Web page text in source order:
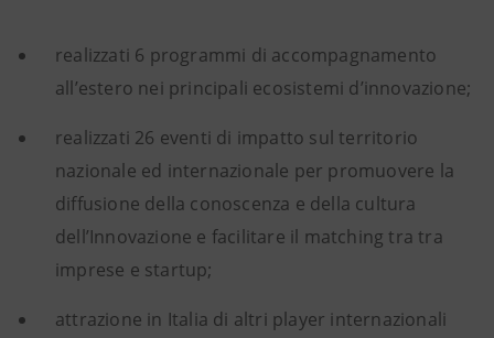
realizzati 6 programmi di accompagnamento
all’estero nei principali ecosistemi d’innovazione;
realizzati 26 eventi di impatto sul territorio
nazionale ed internazionale per promuovere la
diffusione della conoscenza e della cultura
dell’Innovazione e facilitare il matching tra tra
imprese e startup;
attrazione in Italia di altri player internazionali